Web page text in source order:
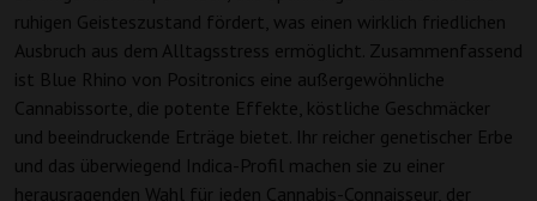
ruhigen Geisteszustand fördert, was einen wirklich friedlichen
Ausbruch aus dem Alltagsstress ermöglicht. Zusammenfassend
ist Blue Rhino von Positronics eine außergewöhnliche
Cannabissorte, die potente Effekte, köstliche Geschmäcker
und beeindruckende Erträge bietet. Ihr reicher genetischer Erbe
und das überwiegend Indica-Profil machen sie zu einer
herausragenden Wahl für jeden Cannabis-Connaisseur, der